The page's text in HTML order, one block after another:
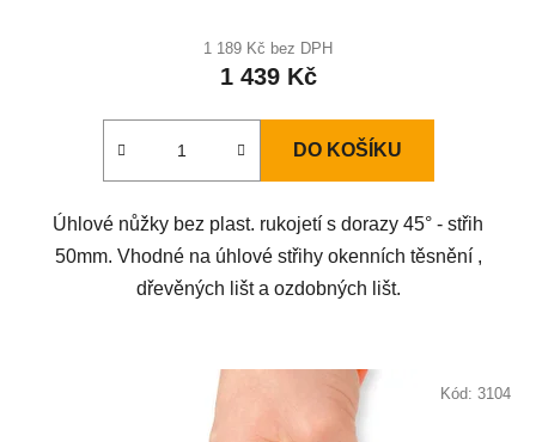
1 189 Kč bez DPH
1 439 Kč
DO KOŠÍKU
Úhlové nůžky bez plast. rukojetí s dorazy 45° - střih
50mm. Vhodné na úhlové střihy okenních těsnění ,
dřevěných lišt a ozdobných lišt.
Kód: 3104